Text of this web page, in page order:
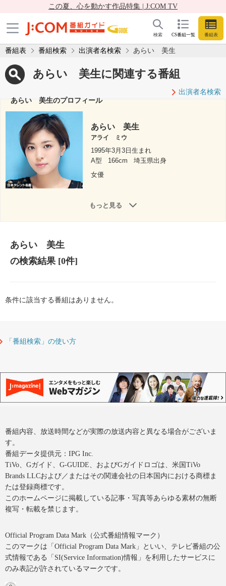
この夏、心を動かす作品特集 | J:COM TV
CS番組一覧 番組表
検索
番組表 番組検索 出演者名検索 あらい 美生
あらい 美生に関連する番組
出演者名検索
あらい 美生のプロフィール
あらい 美生
アライ ミウ
1995年3月3日生まれ
A型
166cm
埼玉県出身
女優
もっと見る
あらい 美生
の検索結果[0件]
条件に該当する番組はありません。
「番組検索」の使い方
番組内容、放送時間などが実際の放送内容と異なる場合がございま
す。
番組データ提供元：IPG Inc.
TiVo、Gガイド、G-GUIDE、およびGガイドロゴは、米国TiVo
Brands LLCおよび／またはその関連会社の日本国内における商標ま
たは登録商標です。
このホームページに掲載している記事・写真等あらゆる素材の無断
複写・転載を禁じます。
Official Program Data Mark（公式番組情報マーク）
このマークは「Official Program Data Mark」といい、テレビ番組の公
式情報である「SI(Service Information)情報」を利用したサービスに
のみ表記が許されているマークです。